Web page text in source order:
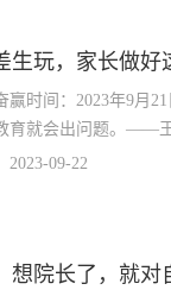
生玩，家长做好
赢时间：2023年9月
育就会出问题。——
：四年级的儿子想跟
2023-09-22
想院长了，就